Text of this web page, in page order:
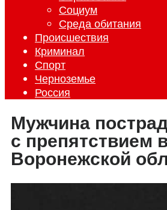
Социум
Среда обитания
Происшествия
Криминал
Спорт
Черноземье
Россия
Мужчина
с препятствием
Воронежской